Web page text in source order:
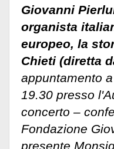
Giovanni
organista
europeo, la
Chieti (diretta
appuntamento
19.30 presso
concerto –
Fondazione
presente